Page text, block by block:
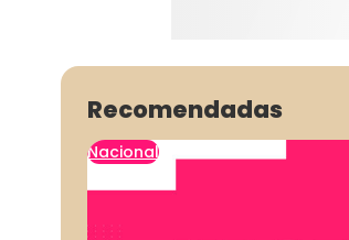
Recomendadas
Nacional